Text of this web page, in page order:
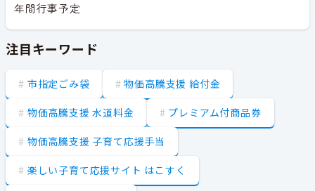
年間行事予定
注目キーワード
市指定ごみ袋 物価高騰支援 給付金
物価高騰支援 水道料金 プレミアム付商品券
物価高騰支援 子育て応援手当
楽しい子育て応援サイト はこすく